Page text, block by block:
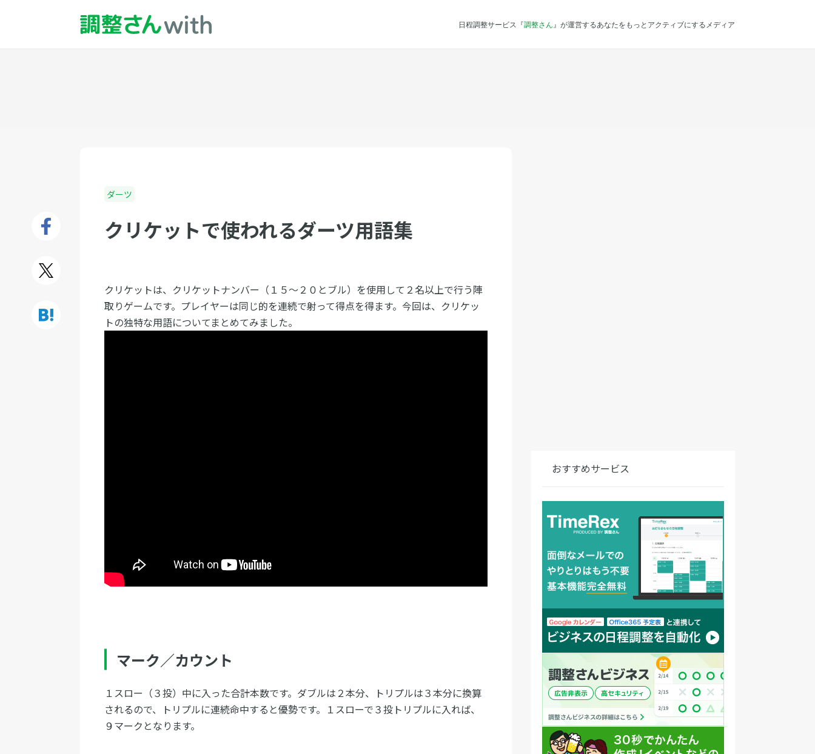
日程調整サービス『調整さん 』が運営するあなたをもっとアクティブにするメディア
ダーツ
クリケットで使われるダーツ用語集
クリケットは、クリケットナンバー（１５〜２０とブル）を使用して２名以上で行う陣
取りゲームです。プレイヤーは同じ的を連続で射って得点を得ます。今回は、クリケッ
トの独特な用語についてまとめてみました。
マーク／カウント
１スロー（３投）中に入った合計本数です。ダブルは２本分、トリプルは３本分に換算
されるので、トリプルに連続命中すると優勢です。１スローで３投トリプルに入れば、
９マークとなります。
おすすめサービス